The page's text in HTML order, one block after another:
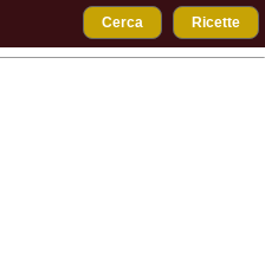
Cerca Ricette